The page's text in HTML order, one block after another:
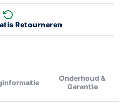
Retourneren
Onderhoud &
Garantie